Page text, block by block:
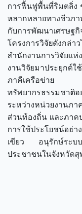
การฟื้นฟูพื้นที่ริมตลิ่ง
หลากหลายทางชีวภ
กับการพัฒนาเศรษฐ
โครงการวิจัยดังกล่า
สำนักงานการวิจัยแ
งานวิจัยมาประยุกต์
ภาคีเครือข่าย
ทรัพยากรธรรมชาติ
ระหว่างหน่วยงานภ
ส่วนท้องถิ่น และภาค
การใช้ประโยชน์อย่
เขียว อนุรักษ์ระบ
ประชาชนในจังหวัด